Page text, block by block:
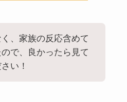
、家族の反応含めて
で、良かったら見て
い！